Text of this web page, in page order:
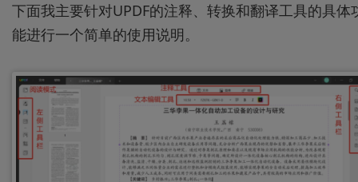
下面我主要针对UPDF的注释、转换和翻译工具的具体
能进行一个简单的使用说明。